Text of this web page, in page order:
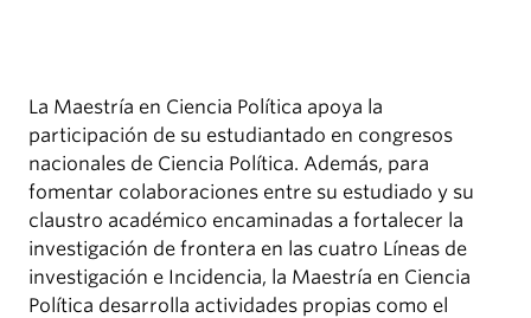
La Maestría en Ciencia Política apoya la
participación de su estudiantado en congresos
nacionales de Ciencia Política. Además, para
fomentar colaboraciones entre su estudiado y su
claustro académico encaminadas a fortalecer la
investigación de frontera en las cuatro Líneas de
investigación e Incidencia, la Maestría en Ciencia
Política desarrolla actividades propias como el